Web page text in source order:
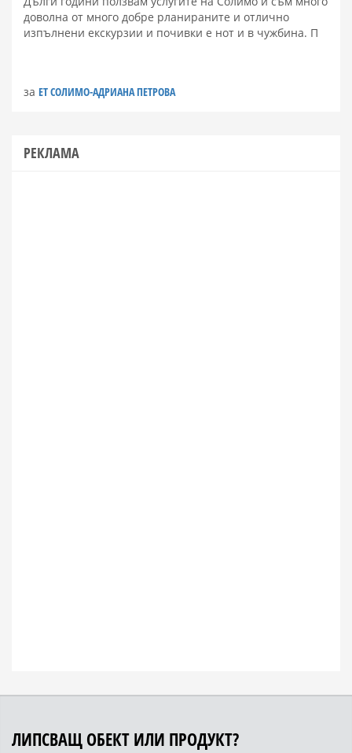
доволна от много добре рланираните и отлично
изпълнени екскурзии и почивки е нот и в чужбина. П
за ЕТ СОЛИМО-АДРИАНА ПЕТРОВА
РЕКЛАМА
ЛИПСВАЩ ОБЕКТ ИЛИ ПРОДУКТ?